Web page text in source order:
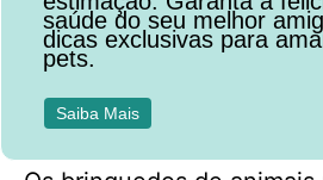
saúde do seu melhor
dicas exclusivas para
pets.
Saiba Mais